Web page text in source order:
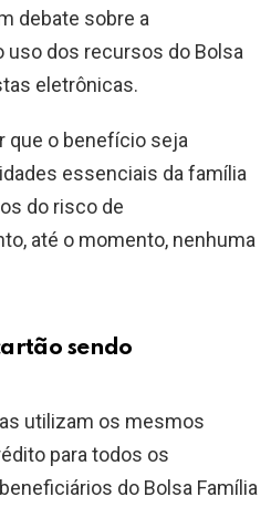
debate sobre a
uso dos recursos do Bolsa
eletrônicas.
que o benefício seja
essenciais da família
do risco de
até o momento, nenhuma
sendo
utilizam os mesmos
para todos os
do Bolsa Família